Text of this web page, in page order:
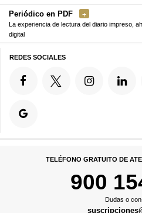
Periódico en PDF
La experiencia de lectura del diario impreso,
digital
REDES SOCIALES
TELÉFONO GRATUITO DE
900
Dudas o